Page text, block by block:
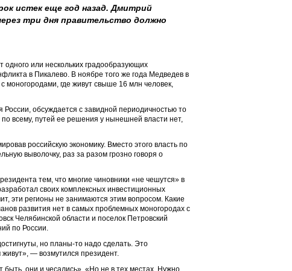
истек еще год назад. Дмитрий
три дня правительство должно
одного или нескольких градообразующих
в Пикалево. В ноябре того же года Медведев в
моногородами, где живут свыше 16 млн человек,
обсуждается с завидной периодичностью то
всему, путей ее решения у нынешней власти нет,
российскую экономику. Вместо этого власть по
выволочку, раз за разом грозно говоря о
тем, что многие чиновники «не чешутся» в
своих комплексных инвестиционных
эти регионы не занимаются этим вопросом. Какие
развития нет в самых проблемных моногородах с
Челябинской области и поселок Петровский
по России.
но планы-то надо сделать. Это
— возмутился президент.
быть, они и чесались». «Но не в тех местах. Нужно